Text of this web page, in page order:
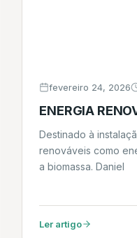
fevereiro 24, 2026
ENERGIA
Destinado à
renováveis como
a biomassa. Daniel
Ler artigo